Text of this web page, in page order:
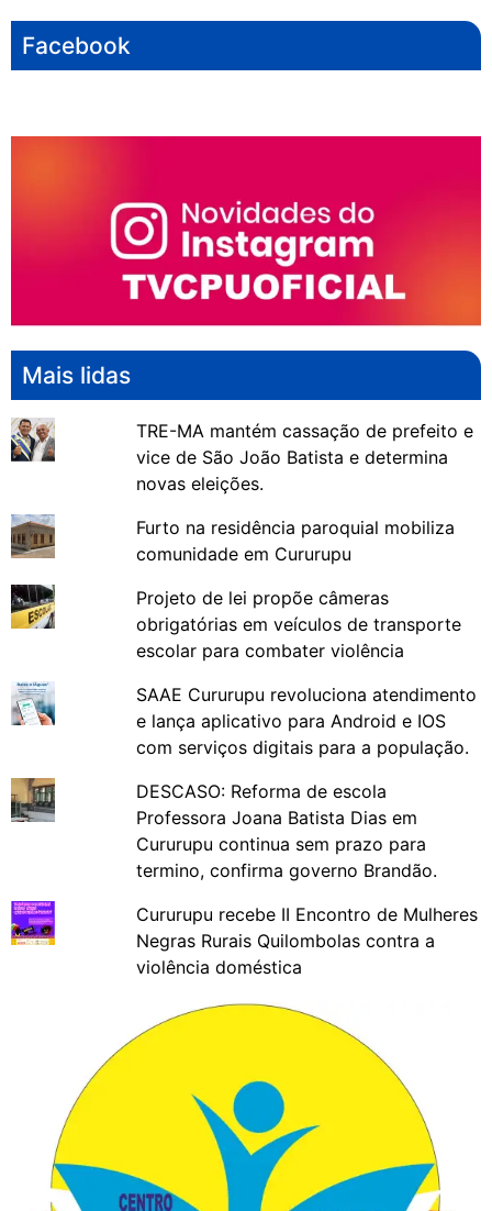
Facebook
Mais lidas
TRE-MA mantém cassação de prefeito e
vice de São João Batista e determina
novas eleições.
Furto na residência paroquial mobiliza
comunidade em Cururupu
Projeto de lei propõe câmeras
obrigatórias em veículos de transporte
escolar para combater violência
SAAE Cururupu revoluciona atendimento
e lança aplicativo para Android e IOS
com serviços digitais para a população.
DESCASO: Reforma de escola
Professora Joana Batista Dias em
Cururupu continua sem prazo para
termino, confirma governo Brandão.
Cururupu recebe II Encontro de Mulheres
Negras Rurais Quilombolas contra a
violência doméstica